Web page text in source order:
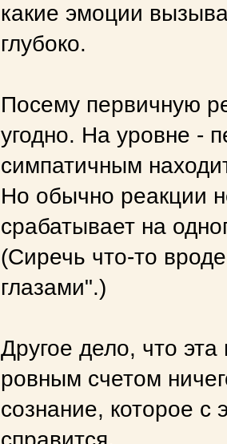
какие эмоции
глубоко.
Посему первичную
угодно. На уровне -
симпатичным
Но обычно реакции
срабатывает на
(Сиречь что-то
глазами".)
Другое дело, что
ровным счетом
сознание, которое с